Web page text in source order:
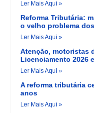
Ler Mais Aqui »
Reforma Tributária:
o velho problema
Ler Mais Aqui »
Atenção, motoristas
Licenciamento 2026
Ler Mais Aqui »
A reforma tributária
anos
Ler Mais Aqui »